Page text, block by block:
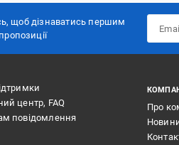
щоб дізнаватись першим
центр, FAQ
повідомлення
Про